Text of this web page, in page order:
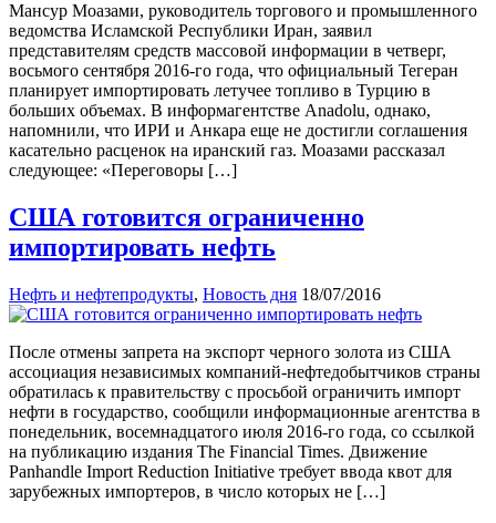
Мансур Моазами, руководитель торгового и промышленного
ведомства Исламской Республики Иран, заявил
представителям средств массовой информации в четверг,
восьмого сентября 2016-го года, что официальный Тегеран
планирует импортировать летучее топливо в Турцию в
больших объемах. В информагентстве Anadolu, однако,
напомнили, что ИРИ и Анкара еще не достигли соглашения
касательно расценок на иранский газ. Моазами рассказал
следующее: «Переговоры […]
США готовится ограниченно
импортировать нефть
Нефть и нефтепродукты, Новость дня 18/07/2016
После отмены запрета на экспорт черного золота из США
ассоциация независимых компаний-нефтедобытчиков страны
обратилась к правительству с просьбой ограничить импорт
нефти в государство, сообщили информационные агентства в
понедельник, восемнадцатого июля 2016-го года, со ссылкой
на публикацию издания The Financial Times. Движение
Panhandle Import Reduction Initiative требует ввода квот для
зарубежных импортеров, в число которых не […]